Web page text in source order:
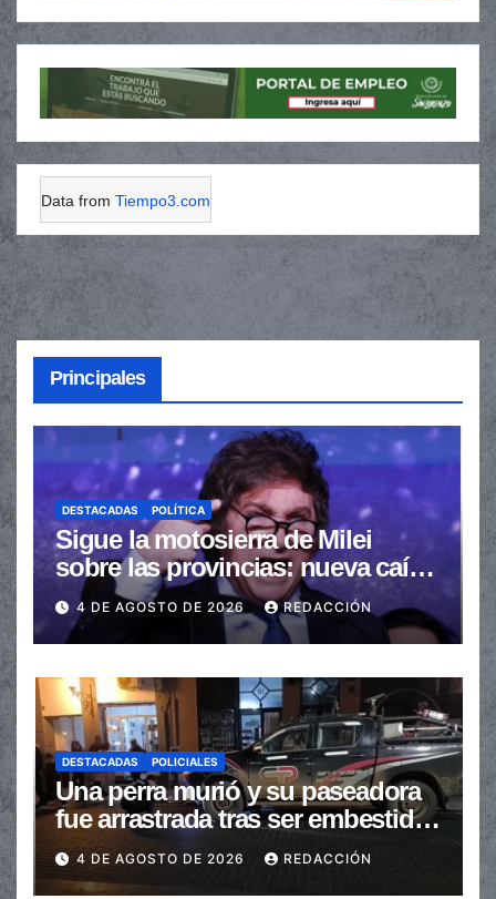
Data from Tiempo3.com
Principales
DESTACADAS POLÍTICA
Sigue la motosierra de Milei
sobre las provincias: nueva caída
de las transferencias no
automáticas
4 DE AGOSTO DE 2026 REDACCIÓN
DESTACADAS POLICIALES
Una perra murió y su paseadora
fue arrastrada tras ser embestidas
en la senda peatonal
4 DE AGOSTO DE 2026 REDACCIÓN